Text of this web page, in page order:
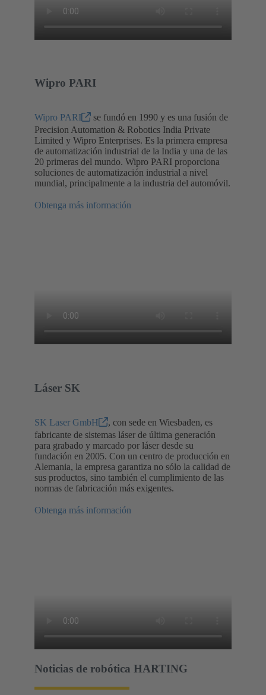
Wipro PARI
Wipro PARI
se fundó en 1990 y es una fusión de
Precision Automation & Robotics India Private
Limited y Wipro Enterprises. Es la primera empresa
de automatización industrial de la India y una de las
20 primeras del mundo. Wipro PARI proporciona
soluciones de automatización industrial a nivel
mundial, principalmente a la industria del automóvil.
Obtenga más información
Láser SK
SK Laser GmbH
, con sede en Wiesbaden, es
fabricante de sistemas láser de última generación
para grabado y marcado por láser desde su
fundación en 2005. Con un centro de producción en
Alemania, la empresa garantiza no sólo la calidad de
sus productos, sino también el cumplimiento de las
normas de fabricación más exigentes.
Obtenga más información
Noticias de robótica HARTING